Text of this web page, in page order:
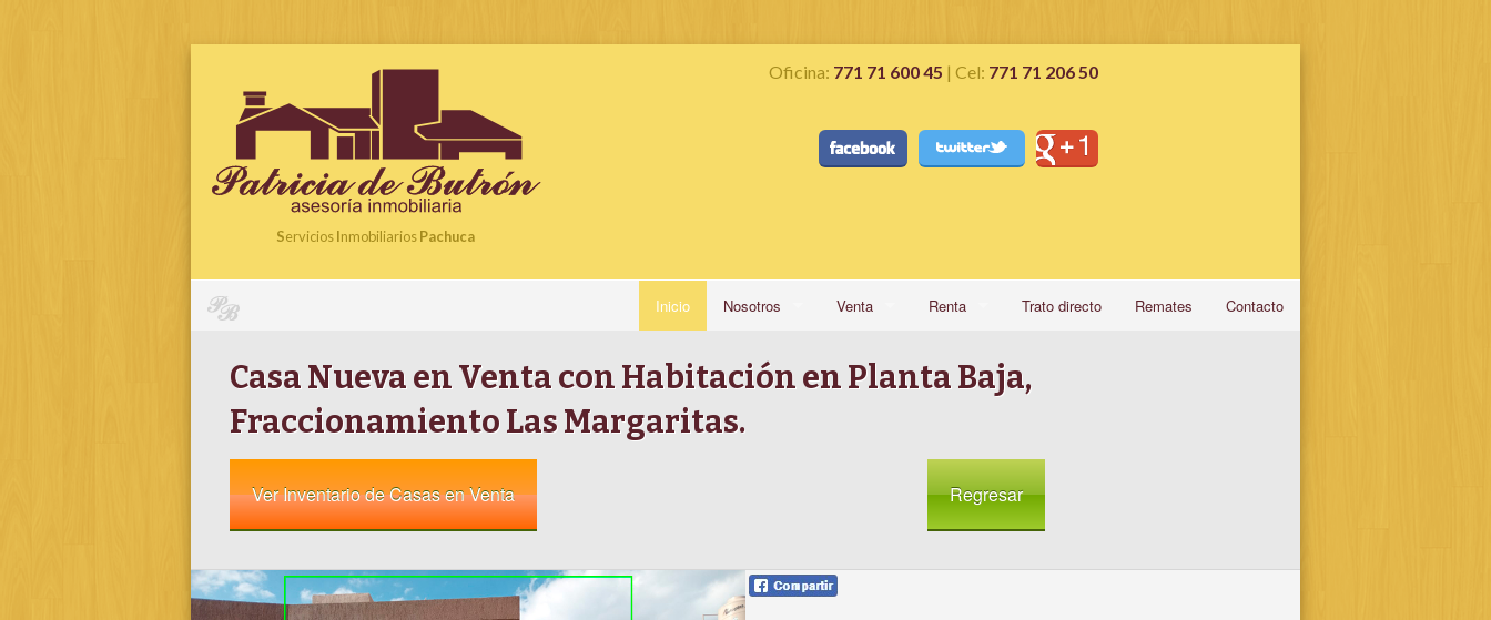
ServiciosInmobiliariosPachuca
Oficina: 771 71 600 45 | Cel: 771 71 206 50
Inicio Nosotros
Quienes somos
Venta Renta Trato directo Remates Contacto
Casa Nueva en Venta con Habitación en Planta Baja,
Fraccionamiento Las Margaritas.
Ver Inventario de Casas en Venta Regresar